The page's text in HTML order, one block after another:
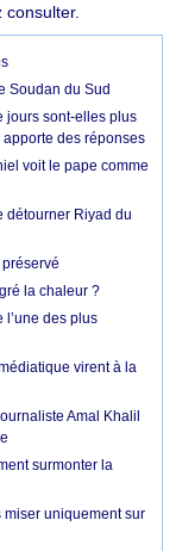
Soudan du Sud
jours sont-elles plus
des réponses
voit le pape comme
détourner Riyad du
la chaleur ?
l’une des plus
virent à la
Amal Khalil
surmonter la
uniquement sur